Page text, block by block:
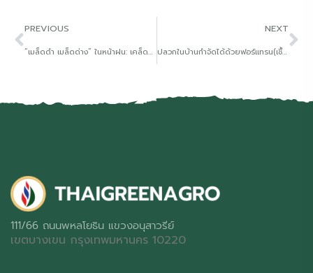
PREVIOUS
“เมล็ดดำ เมล็ดด่าง” ในหน้าฝน: เคล็ดลับที่เกษตรกรยุคใหม่ต้องรู้!
NEXT
ปลวกในบ้านกำจัดได้ด้วยฟอร์แทรน(เชื้อราเมธาไรเซียม)
111/66 ถนนพหลโยธิน แขวงอนุสาวรีย์
เขตบางเขน กรุงเทพมหานคร 10220